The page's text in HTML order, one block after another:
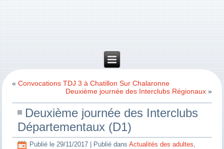
«Convocations TDJ 3 à Chatillon Sur Chalaronne
Deuxième journée des Interclubs Régionaux»
Deuxième journée des Interclubs
Départementaux (D1)
Publié le 29/11/2017 Publié dans Actualités des adultes,